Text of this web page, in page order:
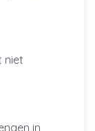
niet
in